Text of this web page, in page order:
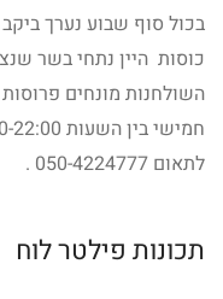
בכול סוף שבוע נערך
כוסות היין נתחי בשר
השולחנות מונחים
לתאום 050-4224777 .
תכונות פילטר לוח